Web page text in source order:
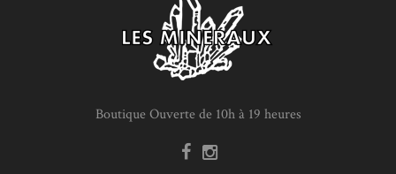
Boutique Ouverte de 10h à 19 heures